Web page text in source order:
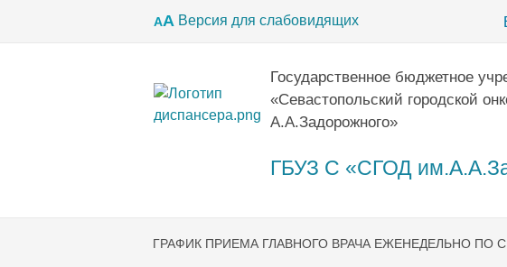
АА Версия для слабовидящих
Государственное бюджетное
«Севастопольский городской
А.А.Задорожного»
ГБУЗ С «СГОД
ГРАФИК ПРИЕМА ГЛАВНОГО ВРАЧА ЕЖЕНЕДЕЛЬНО ПО